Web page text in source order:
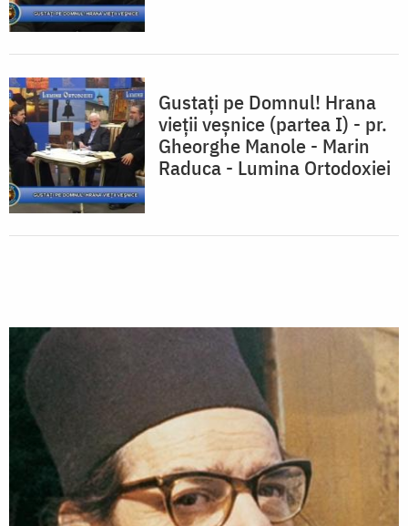
Gustați pe Domnul! Hrana
vieții veșnice (partea I) - pr.
Gheorghe Manole - Marin
Raduca - Lumina Ortodoxiei